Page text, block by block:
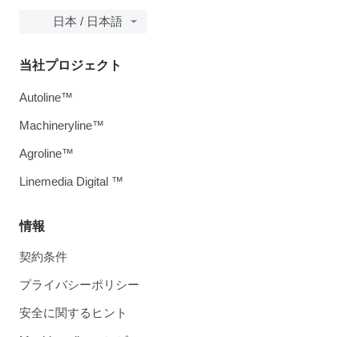
日本 / 日本語
情報
契約条件
プライバシーポリシー
安全に関するヒント
当社プロジェクト
Autoline™
Machineryline™
Agroline™
Linemedia Digital ™